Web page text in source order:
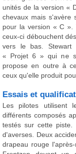
unités de la version «
chevaux mais s'avère
pour la version « C ».
ceux-ci débouchent
vers le bas. Stewart
« Projet 6 » qui ne
propose en outre à
ceux qu'elle produit
Essais et
Les pilotes utilisent
différents composés
testés sur cette piste.
d'averses. Deux
drapeau rouge